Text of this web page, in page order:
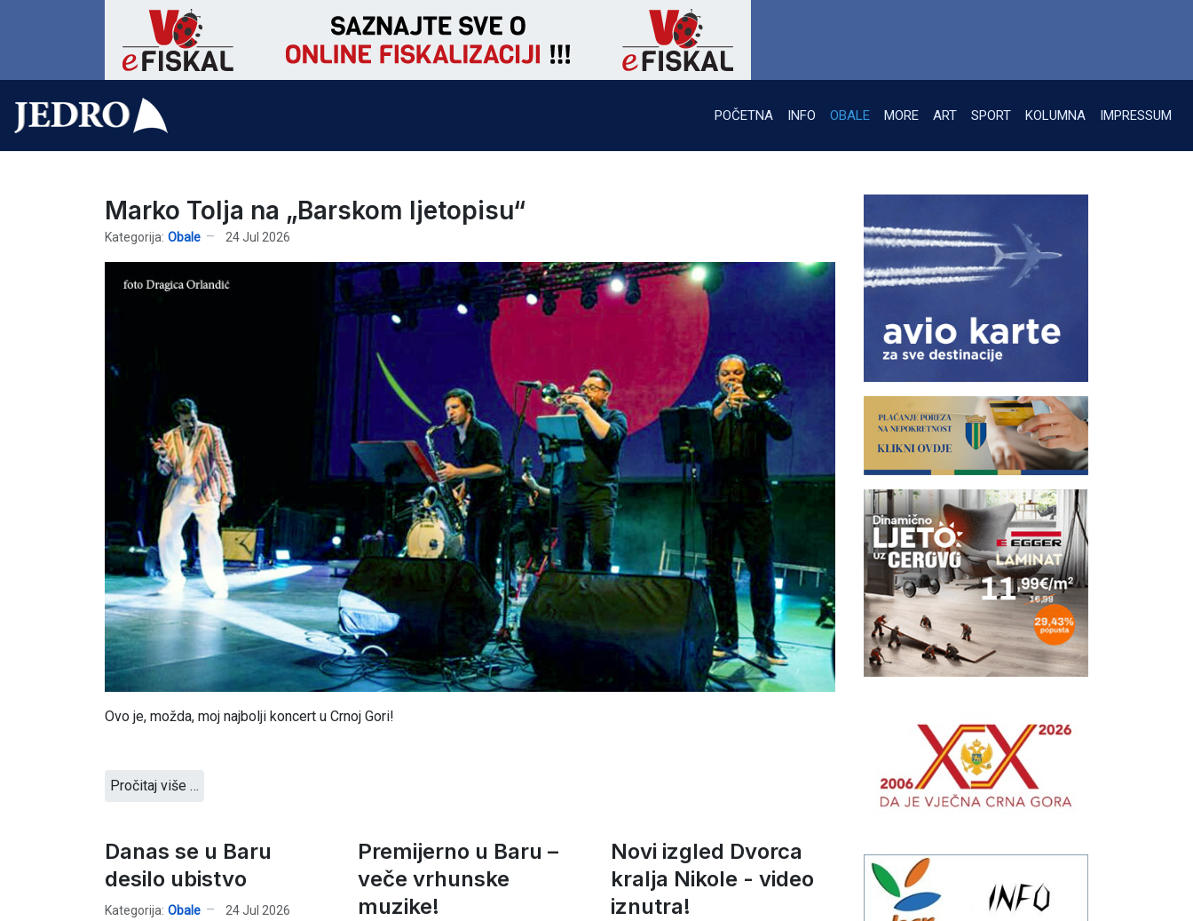
POČETNA INFO OBALE MORE ART SPORT KOLUMNA IMPRESSUM
Marko Tolja na „Barskom ljetopisu“
Kategorija: Obale 24 Jul 2026
Ovo je, možda, moj najbolji koncert u Crnoj Gori!
Pročitaj više …
Danas se u Baru
desilo ubistvo
Kategorija: Obale 24 Jul 2026
Premijerno u Baru –
veče vrhunske
muzike!
Novi izgled Dvorca
kralja Nikole - video
iznutra!